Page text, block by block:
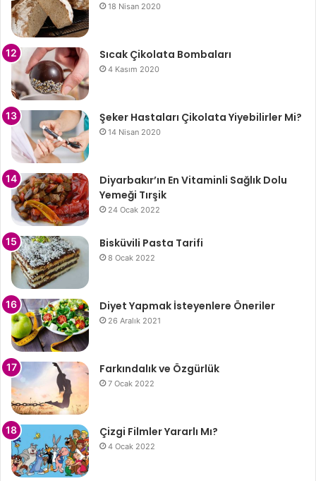
18 Nisan 2020
Sıcak Çikolata Bombaları
4 Kasım 2020
Şeker Hastaları Çikolata Yiyebilirler Mi?
14 Nisan 2020
Diyarbakır’ın En Vitaminli Sağlık Dolu
Yemeği Tırşik
24 Ocak 2022
Bisküvili Pasta Tarifi
8 Ocak 2022
Diyet Yapmak İsteyenlere Öneriler
26 Aralık 2021
Farkındalık ve Özgürlük
7 Ocak 2022
Çizgi Filmler Yararlı Mı?
4 Ocak 2022